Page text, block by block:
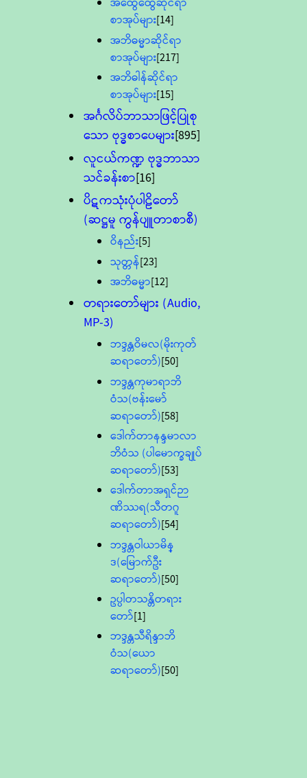
စာအုပ်များ[14]
အဘိဓမ္မာဆိုင်ရာ
စာအုပ်များ[217]
အဘိဓါန်ဆိုင်ရာ
စာအုပ်များ[15]
အင်္ဂလိပ်ဘာသာဖြင့်ပြုစု
သော ဗုဒ္ဓစာပေများ[895]
လူငယ်ကဏ္ဍ ဗုဒ္ဓဘာသာ
သင်ခန်းစာ[16]
ပိဋကသုံးပုံပါဠိတော်
(ဆဋ္ဌမူ ကွန်ပျူတာစာစီ)
ဝိနည်း[5]
သုတ္တန်[23]
အဘိဓမ္မာ[12]
တရားတော်များ (Audio,
MP-3)
ဘဒ္ဒန္တဝိမလ(မိုးကုတ်
ဆရာတော်)[50]
ဘဒ္ဒန္တကုမာရာဘိ
ဝံသ(ဗန်းမော်
ဆရာတော်)[58]
ဒေါက်တာနန္ဒမာလာ
ဘိဝံသ (ပါမောက္ခချုပ်
ဆရာတော်)[53]
ဒေါက်တာအရှင်ဉာ
ဏိဿရ(သီတဂူ
ဆရာတော်)[54]
ဘဒ္ဒန္တဝါယာမိန္
ဒ(မြောက်ဦး
ဆရာတော်)[50]
ဥပ္ပါတသန္တိတရား
တော်[1]
ဘဒ္ဒန္တသီရိန္ဒာဘိ
ဝံသ(ယော
ဆရာတော်)[50]